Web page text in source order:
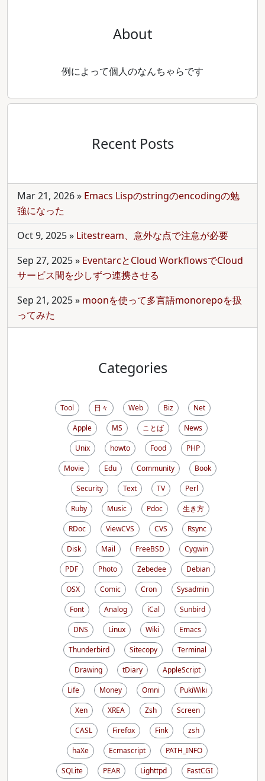
About
例によって個人のなんちゃらです
Recent Posts
Mar 21, 2026» Emacs Lispのstringのencodingの勉
強になった
Oct 9, 2025» Litestream、意外な点で注意が必要
Sep 27, 2025» EventarcとCloud WorkflowsでCloud
サービス間を少しずつ連携させる
Sep 21, 2025» moonを使って多言語monorepoを扱
ってみた
Categories
Tool 日々 Web Biz
Net
Apple
MS ことば
News
Unix
howto Food
PHP
Movie
Edu Community
Book
Security
Text TV
Perl
Ruby
Music Pdoc
生き方
RDoc
ViewCVS CVS
Rsync
Disk
Mail FreeBSD
Cygwin
PDF
Photo Zebedee
Debian
OSX
Comic Cron
Sysadmin
Font
Analog iCal
Sunbird
DNS
Linux Wiki
Emacs
Thunderbird
Sitecopy
Terminal
Drawing
tDiary
AppleScript
Life
Money Omni
PukiWiki
Xen
XREA Zsh
Screen
CASL
Firefox Fink
zsh
haXe
Ecmascript
PATH_INFO
SQLite
PEAR Lighttpd
FastCGI